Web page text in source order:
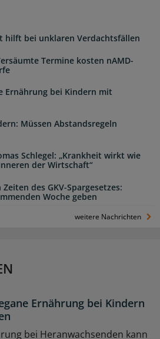
hilft bei unklaren Verdachtsfällen
Termine kosten nAMD-
Ernährung bei Kindern mit
Müssen Abstandsregeln
Schlegel: „Krankheit wirkt wie
der Wirtschaft“
des GKV-Spargesetzes:
Woche geben
weitere Nachrichten
Ernährung bei Kindern
bei Heranwachsenden kann